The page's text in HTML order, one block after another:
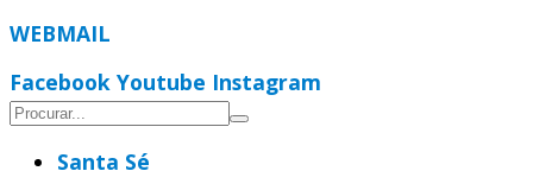
WEBMAIL
Facebook Youtube Instagram
Santa Sé